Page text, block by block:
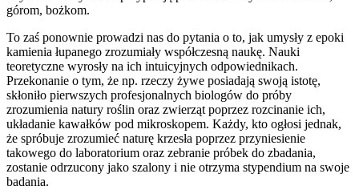
górom, bożkom.
To zaś ponownie prowadzi nas do pytania o to, jak umysły z epoki
kamienia łupanego zrozumiały współczesną naukę. Nauki
teoretyczne wyrosły na ich intuicyjnych odpowiednikach.
Przekonanie o tym, że np. rzeczy żywe posiadają swoją istotę,
skłoniło pierwszych profesjonalnych biologów do próby
zrozumienia natury roślin oraz zwierząt poprzez rozcinanie ich,
układanie kawałków pod mikroskopem. Każdy, kto ogłosi jednak,
że spróbuje zrozumieć naturę krzesła poprzez przyniesienie
takowego do laboratorium oraz zebranie próbek do zbadania,
zostanie odrzucony jako szalony i nie otrzyma stypendium na swoje
badania.